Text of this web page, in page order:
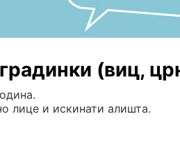
(виц,
лице и искинати алишта.